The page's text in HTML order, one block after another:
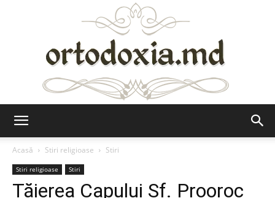
Acasă
Stiri religioase Stiri
Stiri religioase Stiri
Tăierea Capului Sf. Prooroc